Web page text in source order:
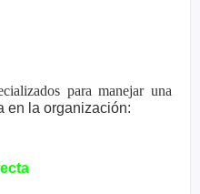
para manejar una
en la organización: